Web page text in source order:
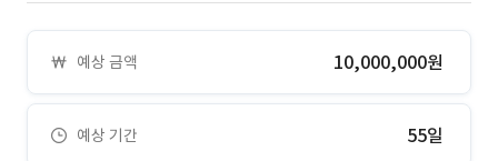
예상 금액 10,000,000원
예상 기간 55일